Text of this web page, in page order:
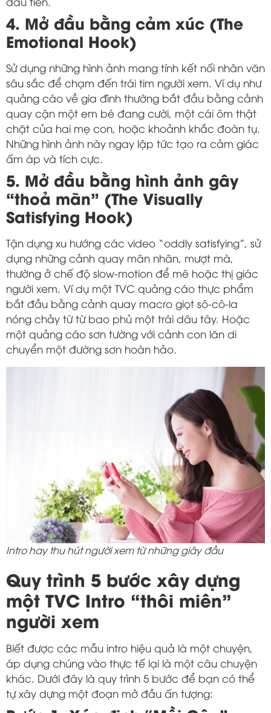
4. Mở đầu bằng cảm xúc (The
Emotional Hook)
Sử dụng những hình ảnh mang tính kết nối nhân văn
sâu sắc để chạm đến trái tim người xem. Ví dụ như
quảng cáo về gia đình thường bắt đầu bằng cảnh
quay cận một em bé đang cười, một cái ôm thật
chặt của hai mẹ con, hoặc khoảnh khắc đoàn tụ.
Những hình ảnh này ngay lập tức tạo ra cảm giác
ấm áp và tích cực.
5. Mở đầu bằng hình ảnh gây
“thoả mãn” (The Visually
Satisfying Hook)
Tận dụng xu hướng các video “oddly satisfying”, sử
dụng những cảnh quay mãn nhãn, mượt mà,
thường ở chế độ slow-motion để mê hoặc thị giác
người xem. Ví dụ một TVC quảng cáo thực phẩm
bắt đầu bằng cảnh quay macro giọt sô-cô-la
nóng chảy từ từ bao phủ một trái dâu tây. Hoặc
một quảng cáo sơn tường với cảnh con lăn di
chuyển một đường sơn hoàn hảo.
Intro hay thu hút người xem từ những giây đầu
Quy trình 5 bước xây dựng
một TVC Intro “thôi miên”
người xem
Biết được các mẫu intro hiệu quả là một chuyện,
áp dụng chúng vào thực tế lại là một câu chuyện
khác. Dưới đây là quy trình 5 bước để bạn có thể
tự xây dựng một đoạn mở đầu ấn tượng: